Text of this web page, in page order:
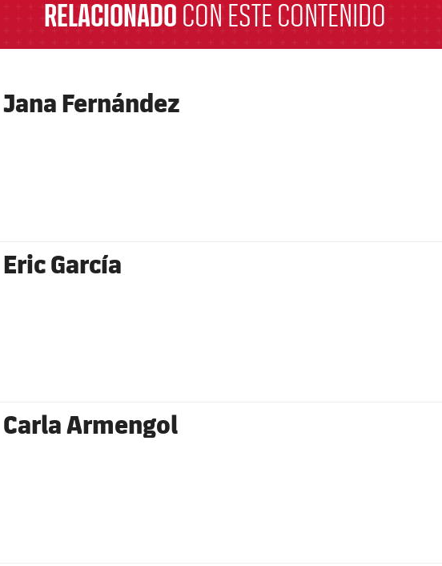
RELACIONADO CON ESTE CONTENIDO
Jana Fernández
Eric García
Carla Armengol